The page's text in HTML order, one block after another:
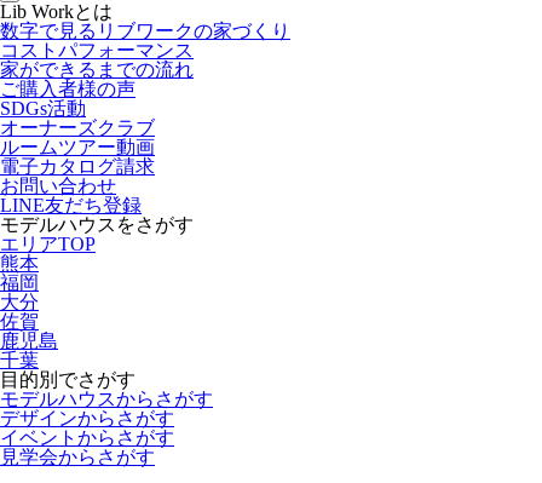
Lib Workとは
数字で見るリブワークの家づくり
コストパフォーマンス
家ができるまでの流れ
ご購入者様の声
SDGs活動
オーナーズクラブ
ルームツアー動画
電子カタログ請求
お問い合わせ
LINE友だち登録
モデルハウスをさがす
エリアTOP
熊本
福岡
大分
佐賀
鹿児島
千葉
目的別でさがす
モデルハウスからさがす
デザインからさがす
イベントからさがす
見学会からさがす